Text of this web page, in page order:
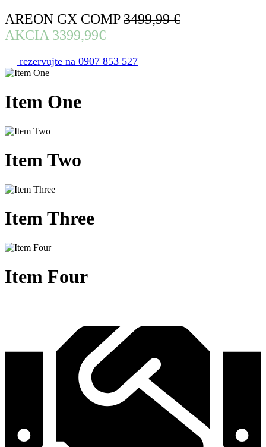
AREON GX COMP3499,99 €
AKCIA 3399,99€
rezervujte na 0907 853 527
Item One
ItemTwo
Item Three
Item Four